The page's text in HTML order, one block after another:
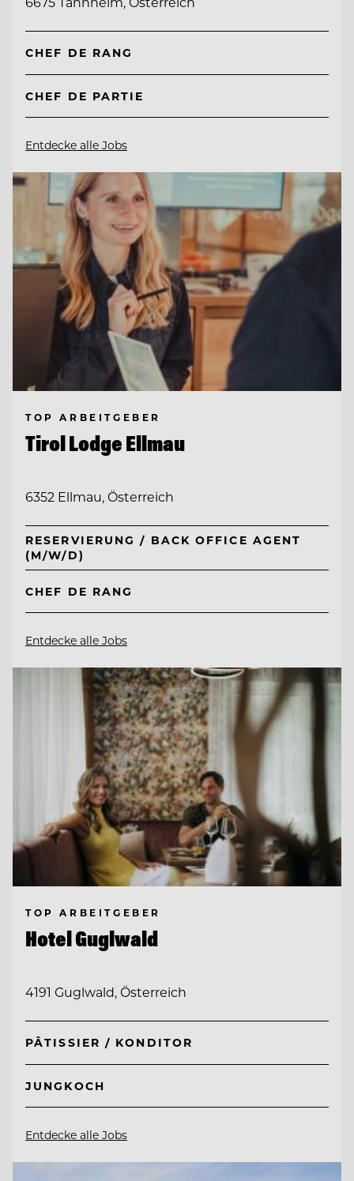
CHEF DE RANG
CHEF DE PARTIE
Entdecke alle Jobs
TOP ARBEITGEBER
Tirol Lodge Ellmau
6352 Ellmau, Österreich
RESERVIERUNG / BACK OFFICE AGENT
(M/W/D)
CHEF DE RANG
Entdecke alle Jobs
TOP ARBEITGEBER
Hotel Guglwald
4191 Guglwald, Österreich
PÂTISSIER / KONDITOR
JUNGKOCH
Entdecke alle Jobs